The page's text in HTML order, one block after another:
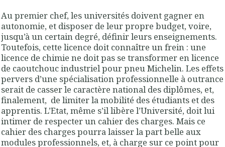
Au premier chef, les universités doivent gagner en
autonomie, et disposer de leur propre budget, voire,
jusqu’à un certain degré, définir leurs enseignements.
Toutefois, cette licence doit connaître un frein : une
licence de chimie ne doit pas se transformer en licence
de caoutchouc industriel pour pneu Michelin. Les effets
pervers d’une spécialisation professionnelle à outrance
serait de casser le caractère national des diplômes, et,
finalement, de limiter la mobilité des étudiants et des
apprentis. L’Etat, même s’il libère l’Université, doit lui
intimer de respecter un cahier des charges. Mais ce
cahier des charges pourra laisser la part belle aux
modules professionnels, et, à charge sur ce point pour